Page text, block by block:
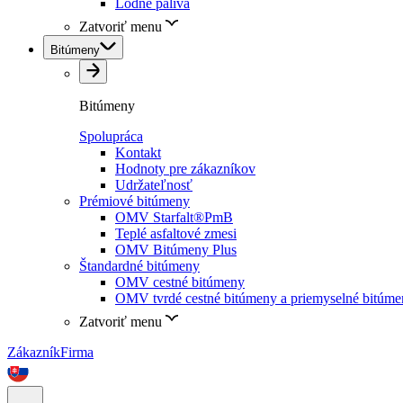
Lodné palivá
Zatvoriť menu
Bitúmeny
Bitúmeny
Spolupráca
Kontakt
Hodnoty pre zákazníkov
Udržateľnosť
Prémiové bitúmeny
OMV Starfalt®PmB
Teplé asfaltové zmesi
OMV Bitúmeny Plus
Štandardné bitúmeny
OMV cestné bitúmeny
OMV tvrdé cestné bitúmeny a priemyselné
Zatvoriť menu
ZákazníkFirma